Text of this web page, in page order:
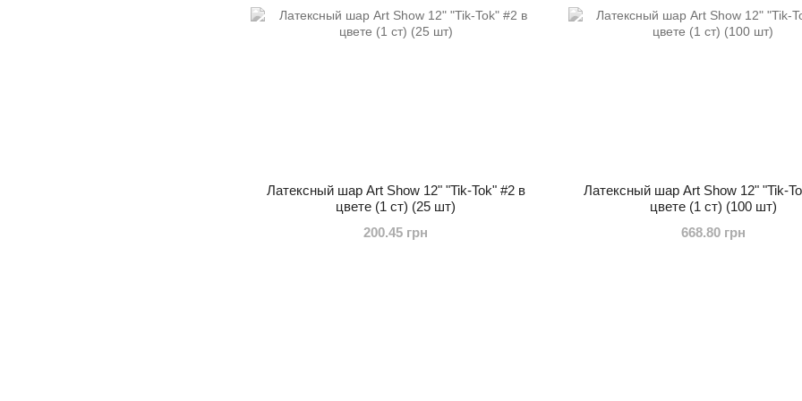
Латексный шар Art Show 12" "Tik-Tok" #2 в
цвете (1 ст) (25 шт)
200.45 грн
Латексный шар Art Show 12" "Tik-
цвете (1 ст) (100 шт)
668.80 грн